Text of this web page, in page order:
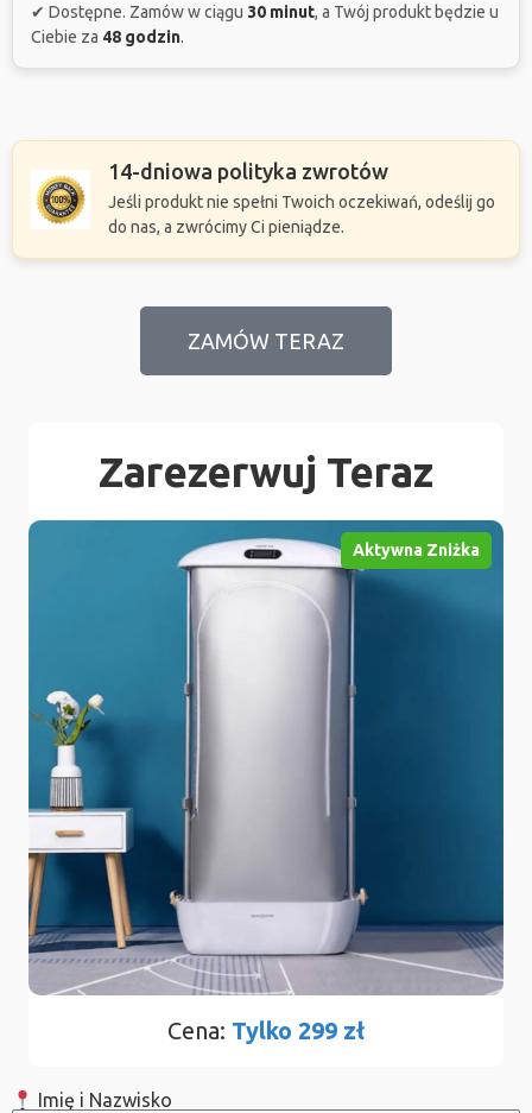
✔ Dostępne. Zamów w ciągu 30 minut, a Twój produkt będzie u
Ciebie za 48 godzin.
14-dniowa polityka zwrotów
Jeśli produkt nie spełni Twoich oczekiwań, odeślij go
do nas, a zwrócimy Ci pieniądze.
ZAMÓW TERAZ
Zarezerwuj Teraz
Aktywna Zniżka
Cena: Tylko 299 zł
Imię i Nazwisko